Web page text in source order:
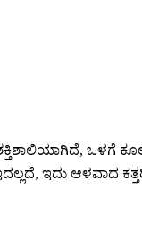
ಒಳಗೆ
ಇದು ಆಳವಾದ